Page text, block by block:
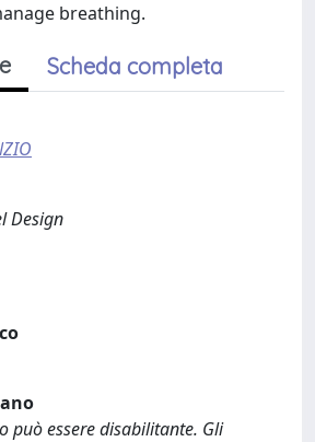
breathing.
Scheda completa
Design
può essere disabilitante. Gli